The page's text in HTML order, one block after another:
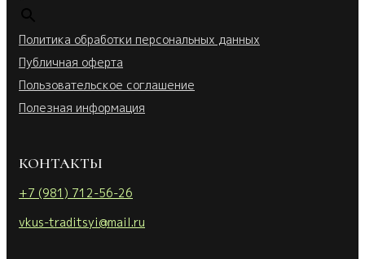
Политика обработки персональных данных
Публичная оферта
Пользовательское соглашение
Полезная информация
КОНТАКТЫ
+7 (981) 712-56-26
vkus-traditsyi@mail.ru